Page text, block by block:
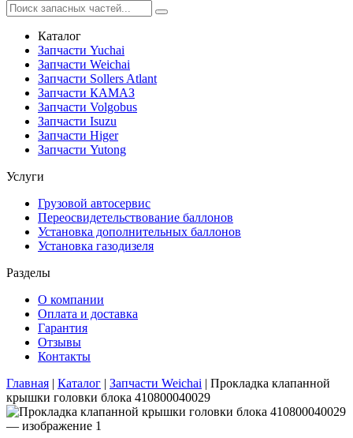
Каталог
Запчасти Yuchai
Запчасти Weichai
Запчасти Sollers Atlant
Запчасти КАМАЗ
Запчасти Volgobus
Запчасти Isuzu
Запчасти Higer
Запчасти Yutong
Услуги
Грузовой автосервис
Переосвидетельствование баллонов
Установка дополнительных баллонов
Установка газодизеля
Разделы
О компании
Оплата и доставка
Гарантия
Отзывы
Контакты
Главная | Каталог | Запчасти Weichai | Прокладка клапанной
крышки головки блока 410800040029